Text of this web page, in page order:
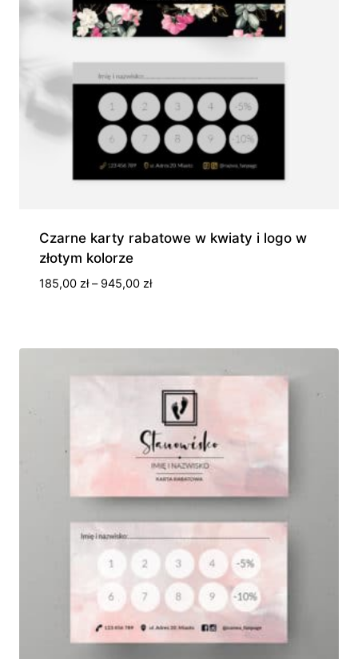
Czarne karty rabatowe w kwiaty i logo w
złotym kolorze
185,00 zł – 945,00 złZakres
945,00 zł